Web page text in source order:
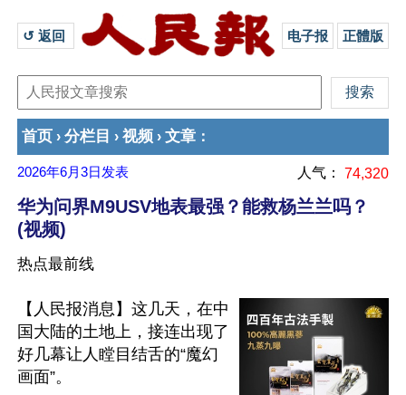
↺ 返回 电子报 正體版
首页 › 分栏目 › 视频 › 文章 ：
2026年6月3日 发表 人气： 74,320
华为问界M9USV地表最强？能救杨兰兰吗？
(视频)
热点最前线
【人民报消息】这几天，在中
国大陆的土地上，接连出现了
好几幕让人瞠目结舌的“魔幻
画面”。